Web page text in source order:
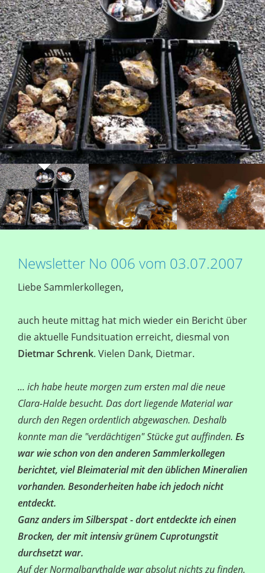
Newsletter No 006 vom 03.07.2007
Liebe Sammlerkollegen,
auch heute mittag hat mich wieder ein Bericht über
die aktuelle Fundsituation erreicht, diesmal von
Dietmar Schrenk. Vielen Dank, Dietmar.
... ich habe heute morgen zum ersten mal die neue
Clara-Halde besucht. Das dort liegende Material war
durch den Regen ordentlich abgewaschen. Deshalb
konnte man die "verdächtigen" Stücke gut auffinden. Es
war wie schon von den anderen Sammlerkollegen
berichtet, viel Bleimaterial mit den üblichen Mineralien
vorhanden. Besonderheiten habe ich jedoch nicht
entdeckt.
Ganz anders im Silberspat - dort entdeckte ich einen
Brocken, der mit intensiv grünem Cuprotungstit
durchsetzt war.
Auf der Normalbarythalde war absolut nichts zu finden.